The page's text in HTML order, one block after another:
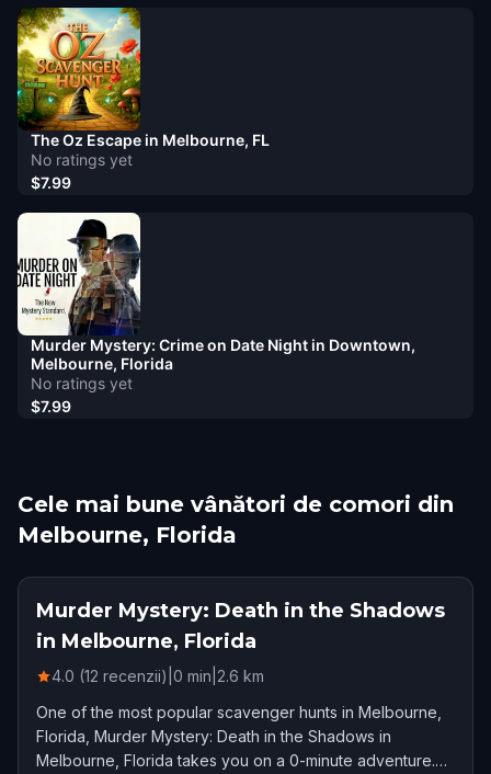
No ratings yet
The Oz Escape in Melbourne, FL
$7.99
No ratings yet
Murder Mystery: Crime on Date Night in Downtown,
Melbourne, Florida
$7.99
Cele mai bune vânători de comori din
Melbourne, Florida
Murder Mystery: Death in the Shadows
in Melbourne, Florida
4.0 (12 recenzii) 0 min 2.6 km
One of the most popular scavenger hunts in Melbourne,
Florida, Murder Mystery: Death in the Shadows in
Melbourne, Florida takes you on a 0-minute adventure.